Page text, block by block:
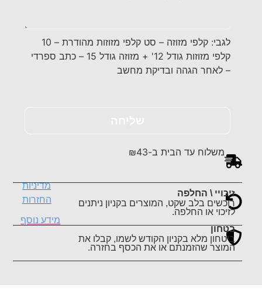
לגבי: קלפי מזוזה – סט קלפי מזוזות מהודרת – 10
קלפי מזוזות גודל 12' + מזוזה גודל 15 – כתב ספרדי
– לאחר הגהה ובדיקת מחשב
משלוח עד הבית ב-₪43
זיכויי \ החלפה
רוכשים בלב שקט, המוצרים בקניון ניתנים
לזיכוי או החלפה.
מדיניות
החזרות
בטחון
ביטחון מלא בקניון הקודש לשמו, קבלו את
המוצר שהזמנתם או את הכסף בחזרה.
מידע נוסף